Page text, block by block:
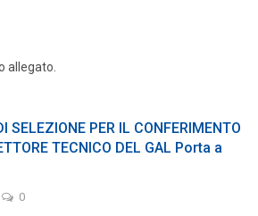
allegato.
SELEZIONE PER IL CONFERIMENTO
TECNICO DEL GAL Porta a
0